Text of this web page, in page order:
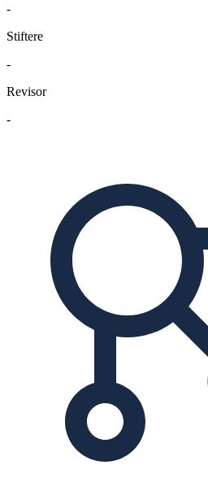
-
Stiftere
-
Revisor
-